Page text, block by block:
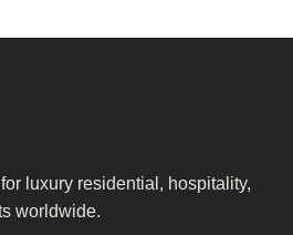
luxury residential, hospitality,
worldwide.